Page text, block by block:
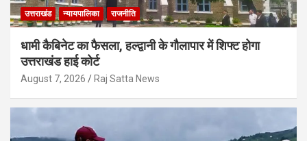
उत्तराखंड न्यायपालिका राजनीति
धामी कैबिनेट का फैसला, हल्द्वानी के गौलापार में शिफ्ट होगा
उत्तराखंड हाई कोर्ट
August 7, 2026 Raj Satta News